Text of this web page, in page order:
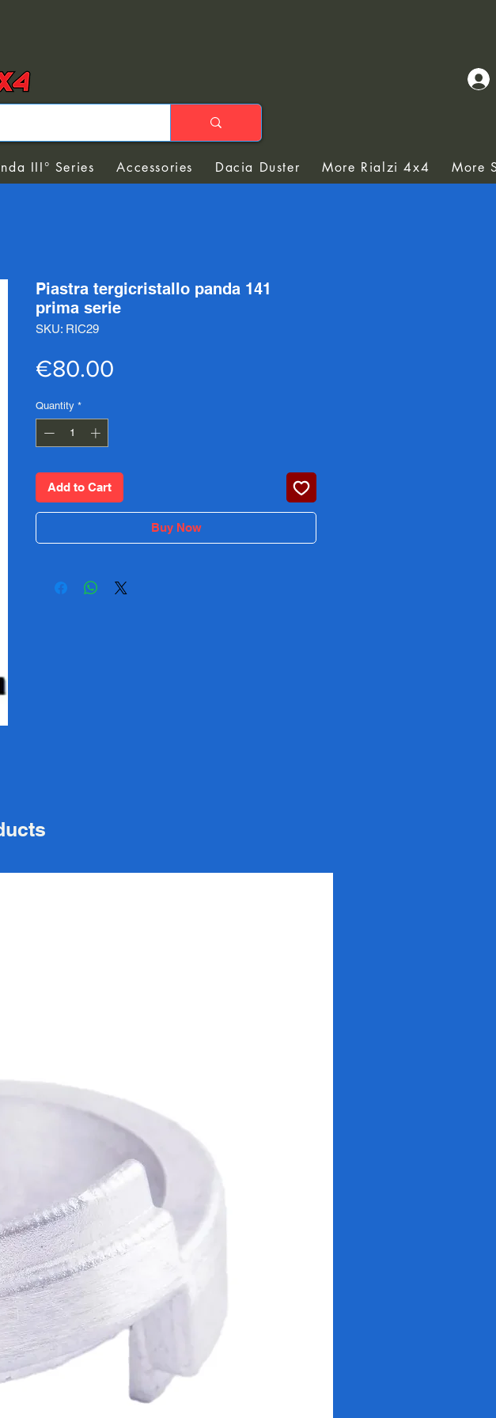
III° Series Accessories Dacia Duster More Rialzi 4x4 More
Piastra tergicristallo panda 141
prima serie
SKU: RIC29
€80.00
Quantity *
Add to Cart
Buy Now